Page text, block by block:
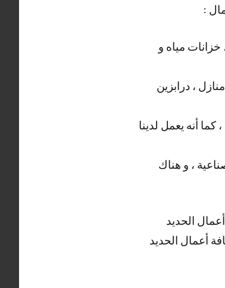
:
مياه و
، درابزين
أنه يعمل لدينا
، و هناك
الحديد
أعمال الحديد